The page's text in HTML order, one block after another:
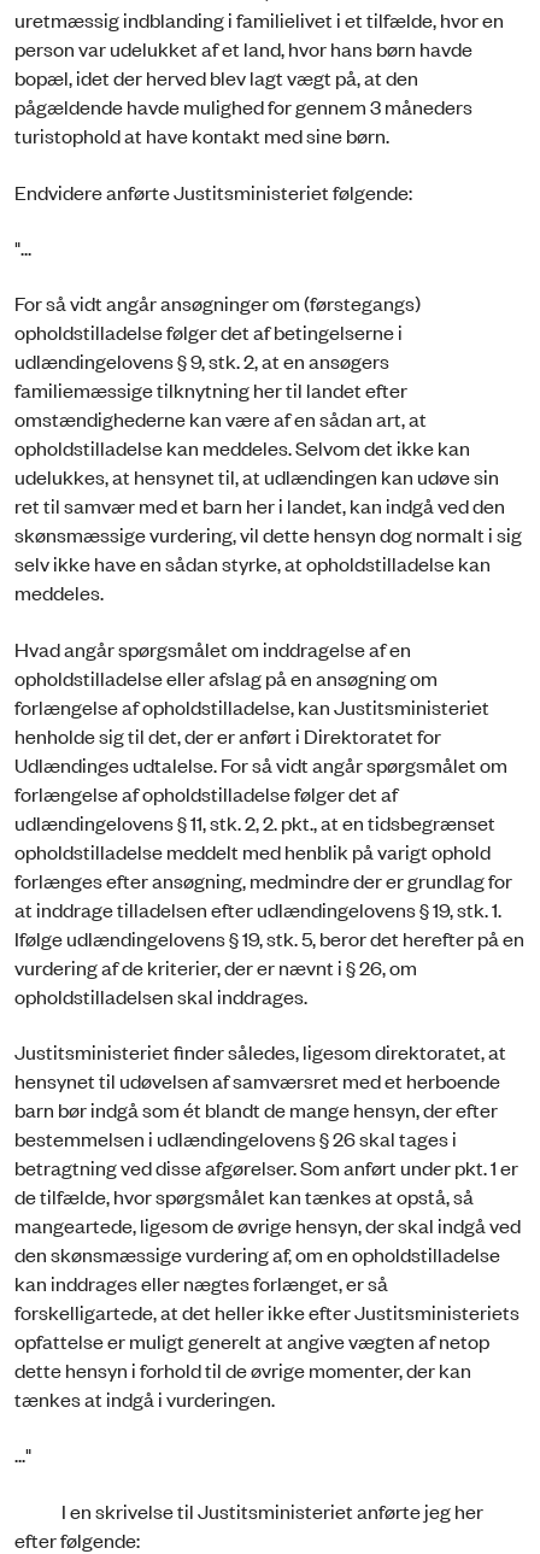
uretmæssig indblanding i familielivet i et tilfælde, hvor en
person var udelukket af et land, hvor hans børn havde
bopæl, idet der herved blev lagt vægt på, at den
pågældende havde mulighed for gennem 3 måneders
turistophold at have kontakt med sine børn.
Endvidere anførte Justitsministeriet følgende:
"...
For så vidt angår ansøgninger om (førstegangs)
opholdstilladelse følger det af betingelserne i
udlændingelovens § 9, stk. 2, at en ansøgers
familiemæssige tilknytning her til landet efter
omstændighederne kan være af en sådan art, at
opholdstilladelse kan meddeles. Selvom det ikke kan
udelukkes, at hensynet til, at udlændingen kan udøve sin
ret til samvær med et barn her i landet, kan indgå ved den
skønsmæssige vurdering, vil dette hensyn dog normalt i sig
selv ikke have en sådan styrke, at opholdstilladelse kan
meddeles.
Hvad angår spørgsmålet om inddragelse af en
opholdstilladelse eller afslag på en ansøgning om
forlængelse af opholdstilladelse, kan Justitsministeriet
henholde sig til det, der er anført i Direktoratet for
Udlændinges udtalelse. For så vidt angår spørgsmålet om
forlængelse af opholdstilladelse følger det af
udlændingelovens § 11, stk. 2, 2. pkt., at en tidsbegrænset
opholdstilladelse meddelt med henblik på varigt ophold
forlænges efter ansøgning, medmindre der er grundlag for
at inddrage tilladelsen efter udlændingelovens § 19, stk. 1.
Ifølge udlændingelovens § 19, stk. 5, beror det herefter på en
vurdering af de kriterier, der er nævnt i § 26, om
opholdstilladelsen skal inddrages.
Justitsministeriet finder således, ligesom direktoratet, at
hensynet til udøvelsen af samværsret med et herboende
barn bør indgå som ét blandt de mange hensyn, der efter
bestemmelsen i udlændingelovens § 26 skal tages i
betragtning ved disse afgørelser. Som anført under pkt. 1 er
de tilfælde, hvor spørgsmålet kan tænkes at opstå, så
mangeartede, ligesom de øvrige hensyn, der skal indgå ved
den skønsmæssige vurdering af, om en opholdstilladelse
kan inddrages eller nægtes forlænget, er så
forskelligartede, at det heller ikke efter Justitsministeriets
opfattelse er muligt generelt at angive vægten af netop
dette hensyn i forhold til de øvrige momenter, der kan
tænkes at indgå i vurderingen.
..."
I en skrivelse til Justitsministeriet anførte jeg her
efter følgende: